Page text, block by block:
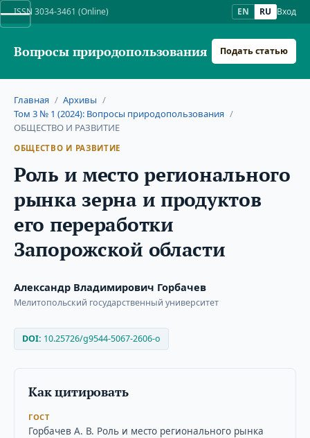
ISSN 3034-3461 (Online) EN RU Вход
Вопросы природопользования Подать статью
Главная / Архивы /
Том 3 № 1 (2024): Вопросы природопользования /
ОБЩЕСТВО И РАЗВИТИЕ
ОБЩЕСТВО И РАЗВИТИЕ
Роль и место регионального
рынка зерна и продуктов
его переработки
Запорожской области
Александр Владимирович Горбачев
Мелитопольский государственный университет
DOI: 10.25726/g9544-5067-2606-o
Как цитировать
ГОСТ
Горбачев А. В. Роль и место регионального рынка